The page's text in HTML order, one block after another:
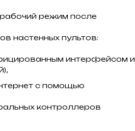
режим после
настенных пультов:
интерфейсом и
с помощью
контроллеров